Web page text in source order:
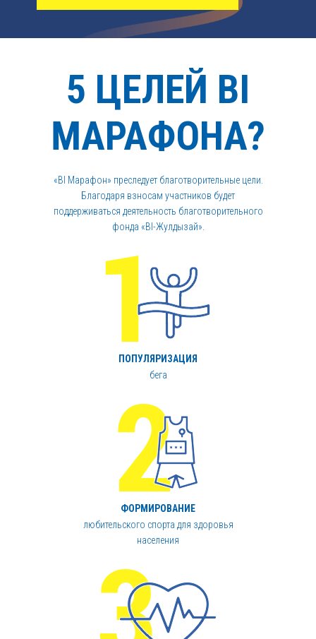
5 ЦЕЛЕЙ BI
МАРАФОНА?
«BI Марафон» преследует благотворительные цели.
Благодаря взносам участников будет
поддерживаться деятельность благотворительного
фонда «BI-Жулдызай».
ПОПУЛЯРИЗАЦИЯ
бега
ФОРМИРОВАНИЕ
любительского спорта для здоровья
населения